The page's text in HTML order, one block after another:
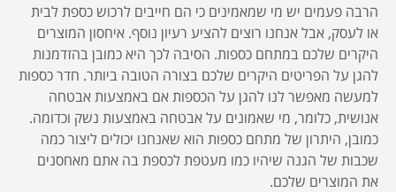
הרבה פעמים יש מי שמאמינים כי הם חייבים לרכוש כספת לבית
או לעסק, אבל אנחנו רוצים להציע רעיון נוסף. איחסון המוצרים
היקרים שלכם במתחם כספות. הסיבה לכך היא כמובן בהזדמנות
להגן על הפריטים היקרים שלכם בצורה הטובה ביותר. חדר כספות
למעשה מאפשר לנו להגן על הכספות אם באמצעות אבטחה
אנושית, כלומר, מי שאמונים על אבטחה באמצעות נשק וכדומה.
כמובן, היתרון של מתחם כספות הוא שאנחנו יכולים ליצור כמה
שכבות של הגנה שיהיו כמו מעטפת לכספת בה אתם מאחסנים
את המוצרים שלכם.